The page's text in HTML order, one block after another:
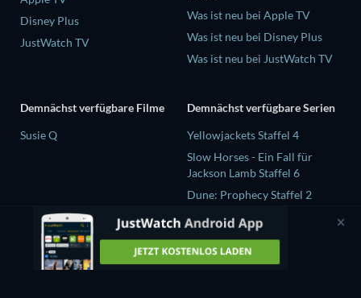
Disney Plus
JustWatch TV
Was ist neu bei Apple TV
Was ist neu bei Disney Plus
Was ist neu bei JustWatch TV
Demnächst verfügbare Filme
Susie Q
Demnächst verfügbare Serien
Yellowjackets Staffel 4
Slow Horses - Ein Fall für
Jackson Lamb Staffel 6
Dune: Prophecy Staffel 2
The Gentlemen Staffel 2
Love Is Blind: UK Staffel 3